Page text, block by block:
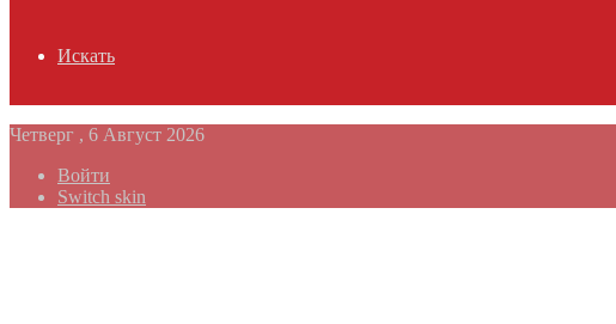
Искать
Четверг , 6 Август 2026
Войти
Switch skin